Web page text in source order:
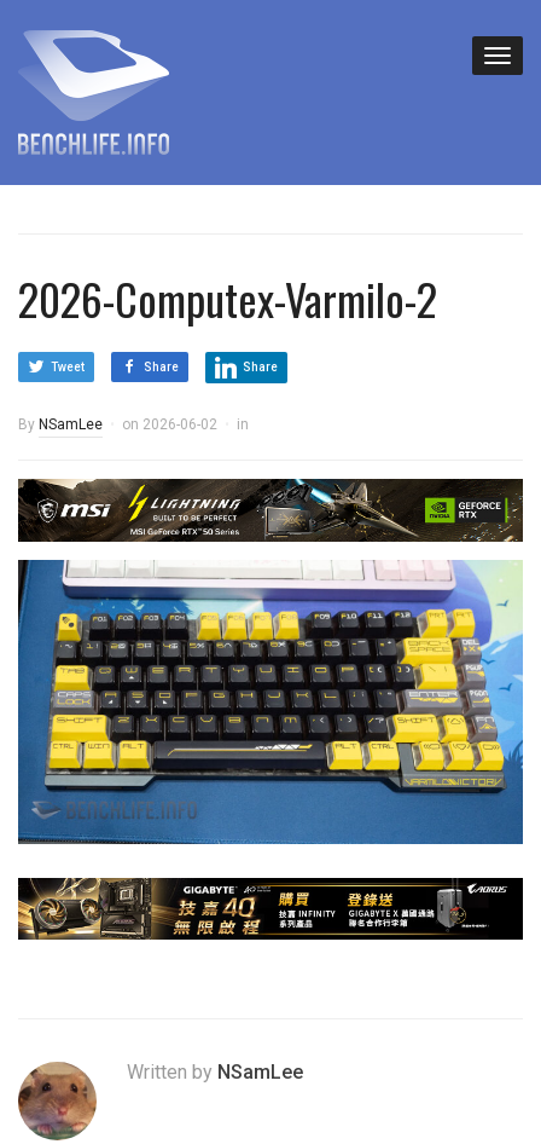
2026-Computex-Varmilo-2
Tweet Share Share
By NSamLee on 2026-06-02 in
Written by NSamLee